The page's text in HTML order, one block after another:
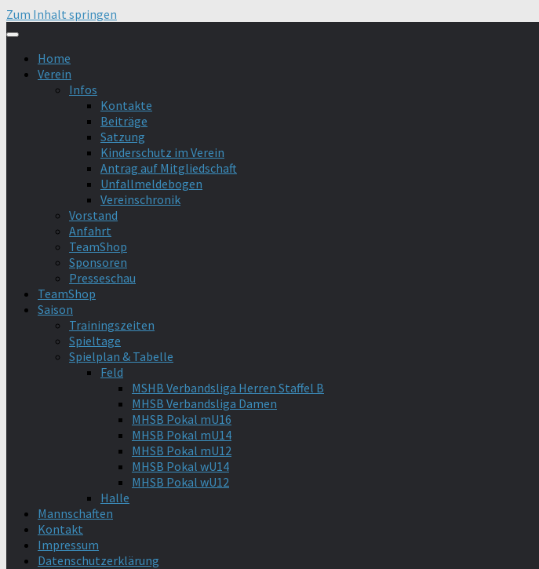
Zum Inhalt springen
Home
Verein
Infos
Kontakte
Beiträge
Satzung
Kinderschutz im Verein
Antrag auf Mitgliedschaft
Unfallmeldebogen
Vereinschronik
Vorstand
Anfahrt
TeamShop
Sponsoren
Presseschau
TeamShop
Saison
Trainingszeiten
Spieltage
Spielplan & Tabelle
Feld
MSHB Verbandsliga Herren Staffel B
MHSB Verbandsliga Damen
MHSB Pokal mU16
MHSB Pokal mU14
MHSB Pokal mU12
MHSB Pokal wU14
MHSB Pokal wU12
Halle
Mannschaften
Kontakt
Impressum
Datenschutzerklärung